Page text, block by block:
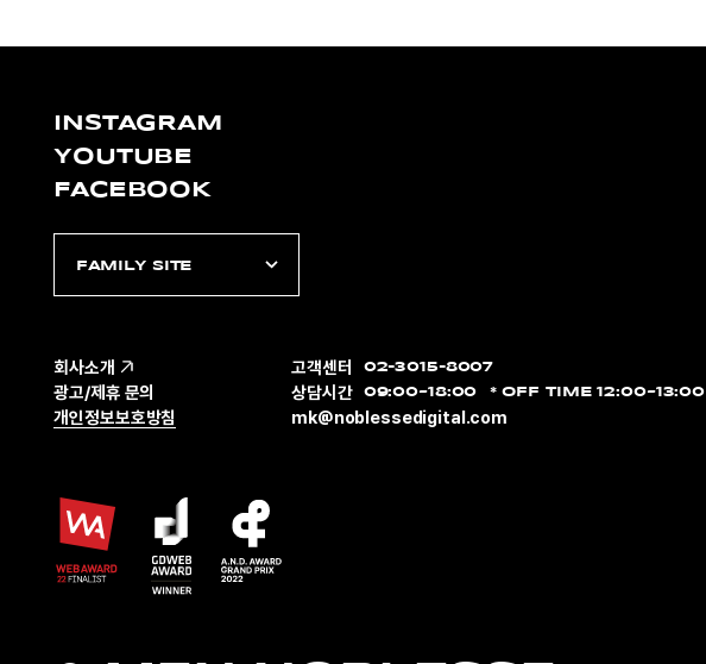
INSTAGRAM
YOUTUBE
FACEBOOK
FAMILY SITE
회사소개
광고/제휴 문의
개인정보보호방침
고객센터 02-3015-8007
상담시간 09:00~18:00 OFF TIME 12:00~13:00
mk@noblessedigital.com